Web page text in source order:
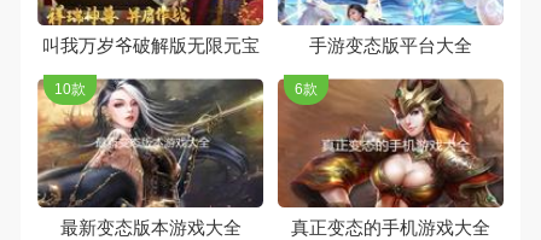
叫我万岁爷破解版无限元宝 手游变态版平台大全
最新变态版本游戏大全
10款
真正变态的手机游戏大全
6款